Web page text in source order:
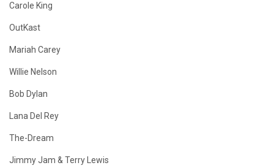
Carole King
OutKast
Mariah Carey
Willie Nelson
Bob Dylan
Lana Del Rey
The-Dream
Jimmy Jam & Terry Lewis